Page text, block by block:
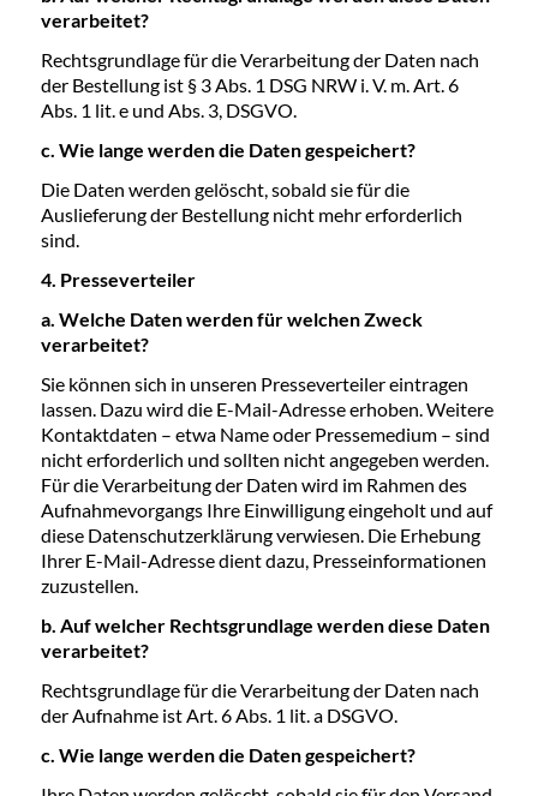
verarbeitet?
Rechtsgrundlage für die Verarbeitung der Daten nach
der Bestellung ist § 3 Abs. 1 DSG NRW i. V. m. Art. 6
Abs. 1 lit. e und Abs. 3, DSGVO.
c. Wie lange werden die Daten gespeichert?
Die Daten werden gelöscht, sobald sie für die
Auslieferung der Bestellung nicht mehr erforderlich
sind.
4. Presseverteiler
a. Welche Daten werden für welchen Zweck
verarbeitet?
Sie können sich in unseren Presseverteiler eintragen
lassen. Dazu wird die E-Mail-Adresse erhoben. Weitere
Kontaktdaten – etwa Name oder Pressemedium – sind
nicht erforderlich und sollten nicht angegeben werden.
Für die Verarbeitung der Daten wird im Rahmen des
Aufnahmevorgangs Ihre Einwilligung eingeholt und auf
diese Datenschutzerklärung verwiesen. Die Erhebung
Ihrer E-Mail-Adresse dient dazu, Presseinformationen
zuzustellen.
b. Auf welcher Rechtsgrundlage werden diese Daten
verarbeitet?
Rechtsgrundlage für die Verarbeitung der Daten nach
der Aufnahme ist Art. 6 Abs. 1 lit. a DSGVO.
c. Wie lange werden die Daten gespeichert?